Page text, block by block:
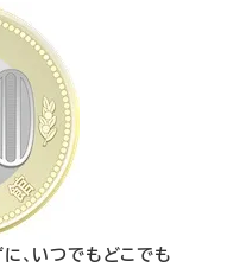
、いつでもどこでも